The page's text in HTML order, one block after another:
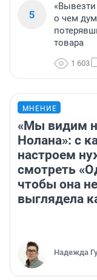
5
о чем
товара
1 603
МНЕНИЕ
«Мы видим
Нолана»: с
настроем
смотреть
чтобы она не
выглядела
Надежда